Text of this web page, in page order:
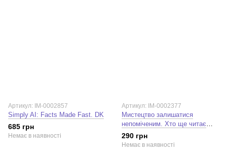
Артикул: IM-0002857
Simply AI: Facts Made Fast. DK
685 грн
Немає в наявності
Артикул: IM-0002377
Мистецтво залишатися
непоміченим. Хто ще читає
ваші імейли?. Кевін Митник
290 грн
Немає в наявності